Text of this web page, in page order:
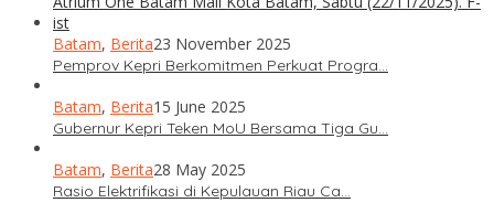
Batam, Berita23 November 2025
Pemprov Kepri Berkomitmen Perkuat Progra…
Batam, Berita15 June 2025
Gubernur Kepri Teken MoU Bersama Tiga Gu…
Batam, Berita28 May 2025
Rasio Elektrifikasi di Kepulauan Riau Ca…